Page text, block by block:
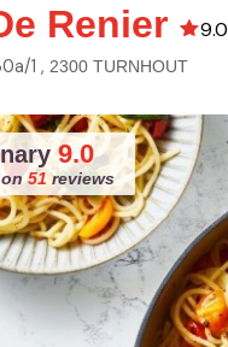
Renier 9.0
1
2300 TURNHOUT
9.0
on51 reviews